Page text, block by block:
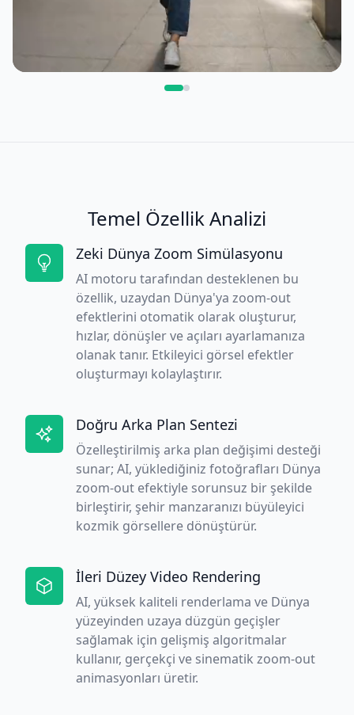
Temel Özellik Analizi
Zeki Dünya Zoom Simülasyonu
AI motoru tarafından desteklenen bu
özellik, uzaydan Dünya'ya zoom-out
efektlerini otomatik olarak oluşturur,
hızlar, dönüşler ve açıları ayarlamanıza
olanak tanır. Etkileyici görsel efektler
oluşturmayı kolaylaştırır.
Doğru Arka Plan Sentezi
Özelleştirilmiş arka plan değişimi desteği
sunar; AI, yüklediğiniz fotoğrafları Dünya
zoom-out efektiyle sorunsuz bir şekilde
birleştirir, şehir manzaranızı büyüleyici
kozmik görsellere dönüştürür.
İleri Düzey Video Rendering
AI, yüksek kaliteli renderlama ve Dünya
yüzeyinden uzaya düzgün geçişler
sağlamak için gelişmiş algoritmalar
kullanır, gerçekçi ve sinematik zoom-out
animasyonları üretir.